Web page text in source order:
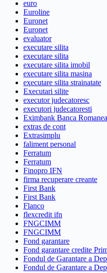
euro
Euroline
Euronet
Euronet
evaluator
executare silita
executare silita
executare silita imobil
executare silita masina
executare silita strainatate
Executari silite
executor judecatoresc
executori judecatoresti
Eximbank Banca
extras de cont
Extrasimplu
faliment personal
Ferratum
Ferratum
Finopro IFN
firma recuperare creante
First Bank
First Bank
Flanco
flexcredit ifn
FNGCIMM
FNGCIMM
Fond garantare
Fond garantare credite
Fondul de Garantare a
Fondul de Garantare a